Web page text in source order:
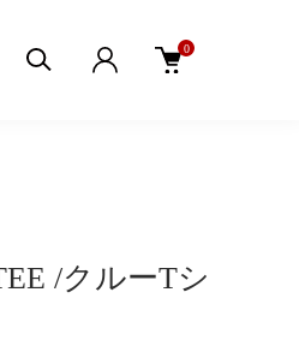
0
/クルーTシ